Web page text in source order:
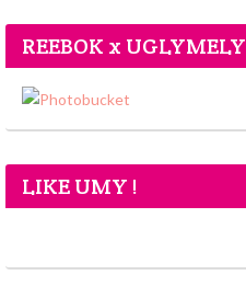
REEBOK x UGLYMELY
LIKE UMY !